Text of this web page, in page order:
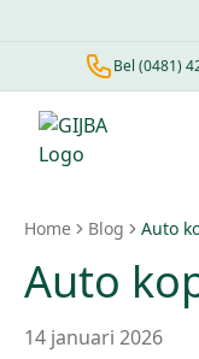
Bel (0481)
Home Blog Auto
Auto
14 januari 2026